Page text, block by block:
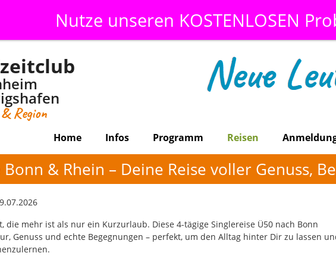
Nutze unseren KOSTENLOSEN
& Region
Home Infos Programm Reisen
Bonn & Rhein – Deine Reise voller Genuss,
die mehr ist als nur ein Kurzurlaub. Diese 4-tägige Singlereise Ü50 nach Bonn
Genuss und echte Begegnungen – perfekt, um den Alltag hinter Dir zu lassen